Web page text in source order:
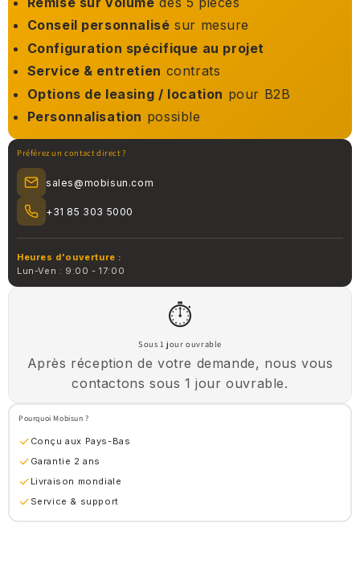
Conseil personnalisé sur mesure
Configuration spécifique au projet
Service & entretien contrats
Options de leasing / location pour B2B
Personnalisation possible
Préférez un contact direct ?
sales@mobisun.com
+31 85 303 5000
Heures d'ouverture :
Lun-Ven : 9:00 - 17:00
⏱
Sous 1 jour ouvrable
Après réception de votre demande, nous vous
contactons sous 1 jour ouvrable.
Pourquoi Mobisun ?
✓ Conçu aux Pays-Bas
✓ Garantie 2 ans
✓ Livraison mondiale
✓ Service & support